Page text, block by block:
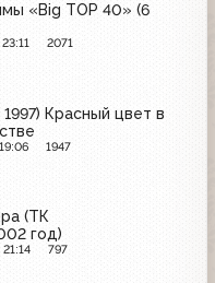
«Big TOP 40» (6
2071
1997) Красный цвет в
1947
(ТК
год)
797